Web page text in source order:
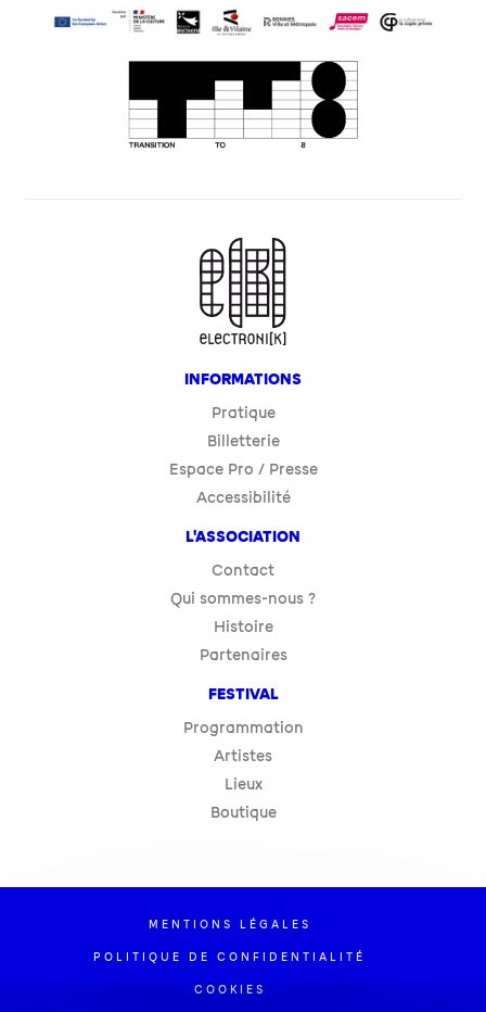
INFORMATIONS
Pratique
Billetterie
Espace Pro / Presse
Accessibilité
L'ASSOCIATION
Contact
Qui sommes-nous ?
Histoire
Partenaires
FESTIVAL
Programmation
Artistes
Lieux
Boutique
MENTIONS LÉGALES
POLITIQUE DE CONFIDENTIALITÉ
COOKIES